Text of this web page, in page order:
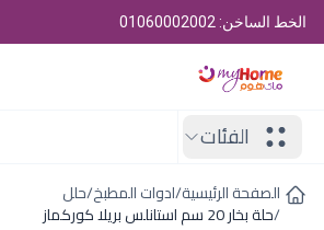
الخط الساخن: 01060002002
الفئات
الصفحة الرئيسية/ادوات المطبخ/حلل
/حلة بخار 20 سم استانلس بريلا كوركماز